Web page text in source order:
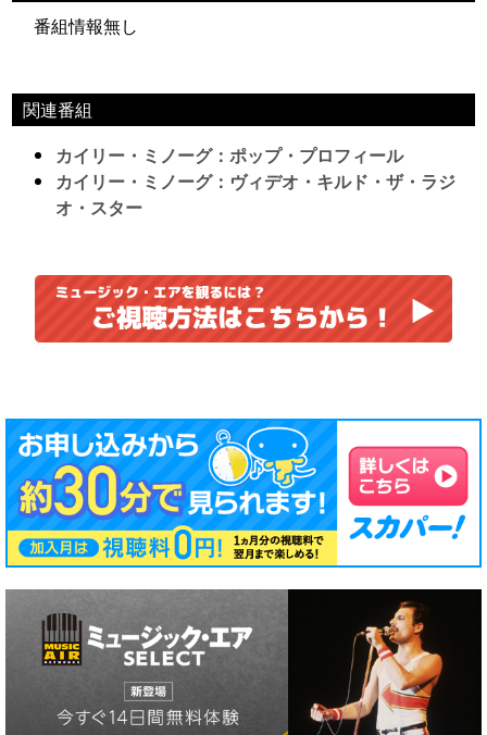
番組情報無し
関連番組
カイリー・ミノーグ：ポップ・プロフィール
カイリー・ミノーグ：ヴィデオ・キルド・ザ・ラジ
オ・スター